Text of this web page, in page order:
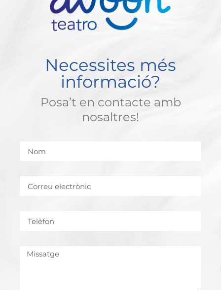
Necessites més
informació?
Posa’t en contacte amb
nosaltres!